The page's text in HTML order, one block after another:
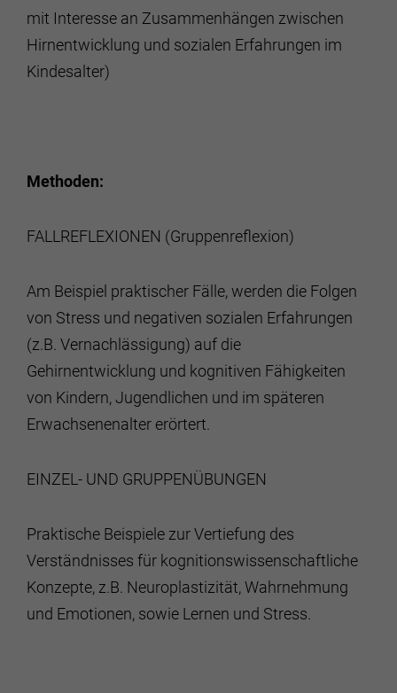
mit Interesse an Zusammenhängen zwischen
Hirnentwicklung und sozialen Erfahrungen im
Kindesalter)
Methoden:
FALLREFLEXIONEN (Gruppenreflexion)
Am Beispiel praktischer Fälle, werden die Folgen
von Stress und negativen sozialen Erfahrungen
(z.B. Ver­nachlässigung) auf die
Gehirnentwicklung und kognitiven Fähigkeiten
von Kindern, Jugendlichen und im späteren
Erwachsenenalter erörtert.
EINZEL- UND GRUPPENÜBUNGEN
Praktische Beispiele zur Vertiefung des
Verständnisses für kognitionswissenschaftliche
Konzepte, z.B. Neuroplastizität, Wahrnehmung
und Emotionen, sowie Lernen und Stress.